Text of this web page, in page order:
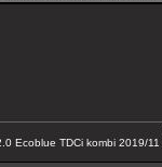
Ecoblue TDCi kombi 2019/11